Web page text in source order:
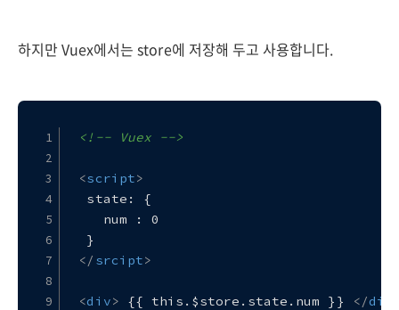
하지만 Vuex에서는 store에 저장해 두고 사용합니다.
<!-- Vuex -->
<script>
state: {
   num : 0
}
</ srcipt>
<div> {{ this.$store.state.num }} </div